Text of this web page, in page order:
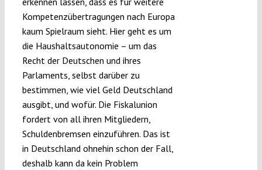
Kompetenzübertragungen nach Europa
kaum Spielraum sieht. Hier geht es um
die Haushaltsautonomie – um das
Recht der Deutschen und ihres
Parlaments, selbst darüber zu
bestimmen, wie viel Geld Deutschland
ausgibt, und wofür. Die Fiskalunion
fordert von all ihren Mitgliedern,
Schuldenbremsen einzuführen. Das ist
in Deutschland ohnehin schon der Fall,
deshalb kann da kein Problem